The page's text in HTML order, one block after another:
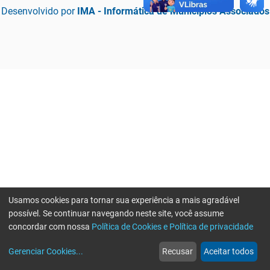
Desenvolvido por IMA - Informática de Municípios Associados
web
Notícias
more_horiz
Mais
Usamos cookies para tornar sua experiência a mais agradável
possível. Se continuar navegando neste site, você assume
concordar com nossa Política de Cookies e Política de privacidade
Gerenciar Cookies... Recusar Aceitar todos
Erro ao enviar informações, por favor tente novamente